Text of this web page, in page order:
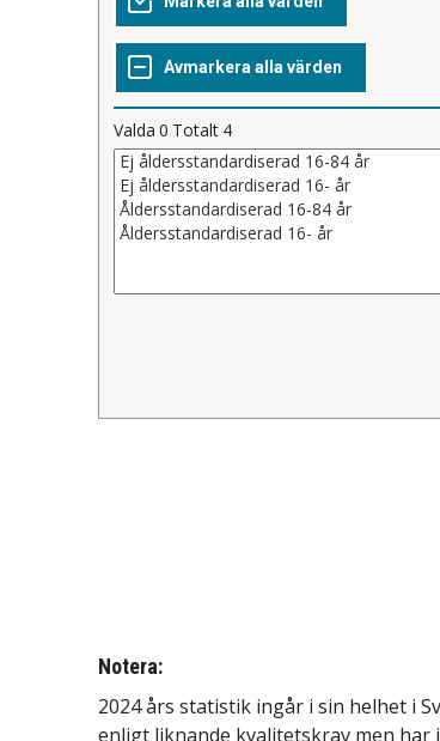
Valda 0 Totalt 4
Notera:
2024 års statistik ingår i sin helhet i
enligt liknande kvalitetskrav men har